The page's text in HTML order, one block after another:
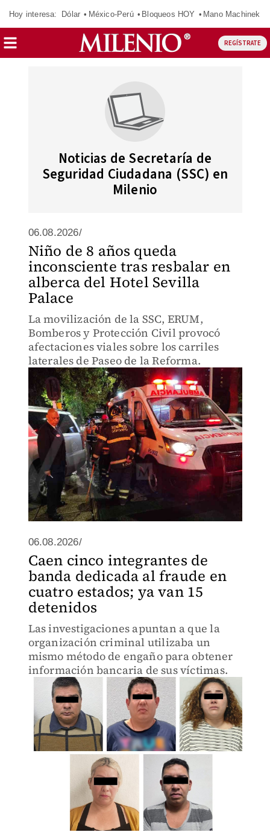
Hoy interesa: Dólar México-Perú Bloqueos HOY Mano Machinek
REGÍSTRATE
Noticias de Secretaría de
Seguridad Ciudadana (SSC) en
Milenio
06.08.2026/
Niño de 8 años queda
inconsciente tras resbalar en
alberca del Hotel Sevilla
Palace
La movilización de la SSC, ERUM,
Bomberos y Protección Civil provocó
afectaciones viales sobre los carriles
laterales de Paseo de la Reforma.
06.08.2026/
Caen cinco integrantes de
banda dedicada al fraude en
cuatro estados; ya van 15
detenidos
Las investigaciones apuntan a que la
organización criminal utilizaba un
mismo método de engaño para obtener
información bancaria de sus víctimas.